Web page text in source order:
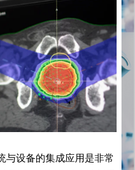
与设备的集成应用是非常